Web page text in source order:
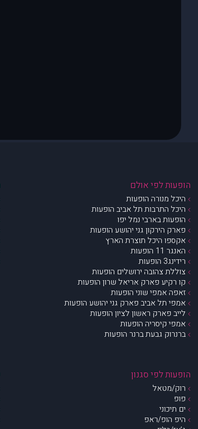
הופעות לפי אולם
היכל מנורה הופעות
היכל התרבות תל אביב הופעות
הופעות בארבי נמל יפו
פארק הירקון גני יהושע הופעות
אקספו היכל תוצרת הארץ
האנגר 11 הופעות
רידינג3 הופעות
צוללת צהובה ירושלים הופעות
קו רקיע פארק אריאל שרון הופעות
זאפה אמפי שוני הופעות
אמפי תל אביב פארק גני יהושע הופעות
לייב פארק ראשון לציון הופעות
אמפי קיסריה הופעות
ברנרוק גבעת ברנר הופעות
הופעות לפי סגנון
רוק/מטאל
פופ
ים תיכוני
היפ הופ/ראפ